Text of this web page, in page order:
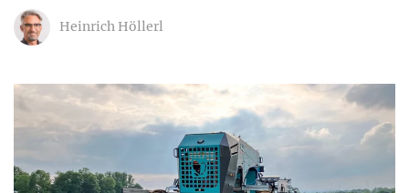
Heinrich Höllerl